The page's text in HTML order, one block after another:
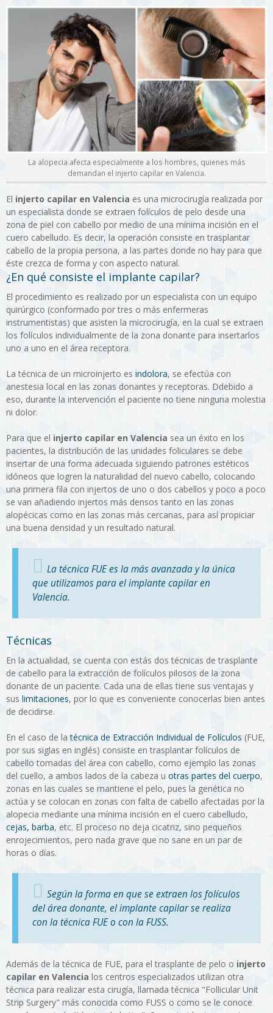
La alopecia afecta especialmente a los hombres, quienes más
demandan el injerto capilar en Valencia.
El injerto capilar en Valencia es una microcirugía realizada por
un especialista donde se extraen folículos de pelo desde una
zona de piel con cabello por medio de una mínima incisión en el
cuero cabelludo. Es decir, la operación consiste en trasplantar
cabello de la propia persona, a las partes donde no hay para que
éste crezca de forma y con aspecto natural.
¿En qué consiste el implante capilar?
El procedimiento es realizado por un especialista con un equipo
quirúrgico (conformado por tres o más enfermeras
instrumentistas) que asisten la microcirugía, en la cual se extraen
los folículos individualmente de la zona donante para insertarlos
uno a uno en el área receptora.
La técnica de un microinjerto es indolora, se efectúa con
anestesia local en las zonas donantes y receptoras. Ddebido a
eso, durante la intervención el paciente no tiene ninguna molestia
ni dolor.
Para que el injerto capilar en Valencia sea un éxito en los
pacientes, la distribución de las unidades foliculares se debe
insertar de una forma adecuada siguiendo patrones estéticos
idóneos que logren la naturalidad del nuevo cabello, colocando
una primera fila con injertos de uno o dos cabellos y poco a poco
se van añadiendo injertos más densos tanto en las zonas
alopécicas como en las zonas más cercanas, para así propiciar
una buena densidad y un resultado natural.
La técnica FUE es la más avanzada y la única
que utilizamos para el implante capilar en
Valencia.
Técnicas
En la actualidad, se cuenta con estás dos técnicas de trasplante
de cabello para la extracción de folículos pilosos de la zona
donante de un paciente. Cada una de ellas tiene sus ventajas y
sus limitaciones, por lo que es conveniente conocerlas bien antes
de decidirse.
En el caso de latécnica de Extracción Individual de Folículos (FUE,
por sus siglas en inglés) consiste en trasplantar folículos de
cabello tomadas del área con cabello, como ejemplo las zonas
del cuello, a ambos lados de la cabeza u otras partes del cuerpo,
zonas en las cuales se mantiene el pelo, pues la genética no
actúa y se colocan en zonas con falta de cabello afectadas por la
alopecia mediante una mínima incisión en el cuero cabelludo,
cejas, barba, etc. El proceso no deja cicatriz, sino pequeños
enrojecimientos, pero nada grave que no sane en un par de
horas o días.
Según la forma en que se extraen los folículos
del área donante, el implante capilar se realiza
con la técnica FUE o con la FUSS.
Además de la técnica de FUE, para el trasplante de pelo o injerto
capilar en Valencia los centros especializados utilizan otra
técnica para realizar esta cirugía, llamada técnica "Follicular Unit
Strip Surgery" más conocida como FUSS o como se le conoce